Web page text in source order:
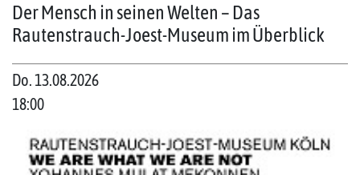
Der Mensch in seinen Welten – Das
Rautenstrauch-Joest-Museum im Überblick
Do. 13.08.2026
18:00